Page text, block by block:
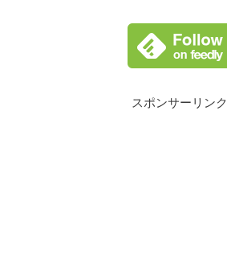
スポンサーリンク